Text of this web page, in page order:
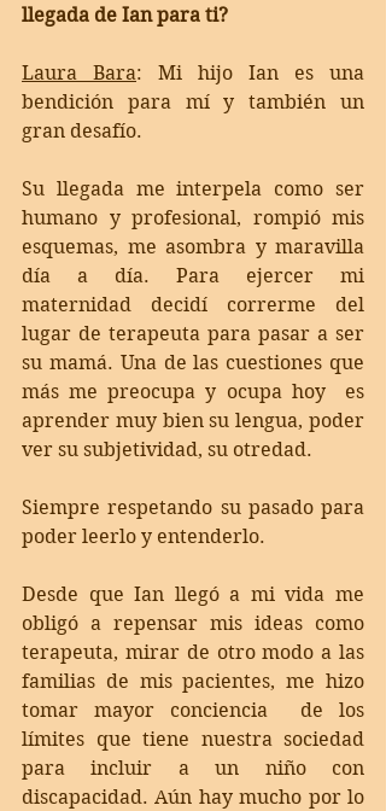
llegada de Ian para ti?
Laura Bara: Mi hijo Ian es una
bendición para mí y también un
gran desafío.
Su llegada me interpela como ser
humano y profesional, rompió mis
esquemas, me asombra y maravilla
día a día. Para ejercer mi
maternidad decidí correrme del
lugar de terapeuta para pasar a ser
su mamá. Una de las cuestiones que
más me preocupa y ocupa hoy  es
aprender muy bien su lengua, poder
ver su subjetividad, su otredad.
Siempre respetando su pasado para
poder leerlo y entenderlo.
Desde que Ian llegó a mi vida me
obligó a repensar mis ideas como
terapeuta, mirar de otro modo a las
familias de mis pacientes, me hizo
tomar mayor conciencia  de los
límites que tiene nuestra sociedad
para incluir a un niño con
discapacidad. Aún hay mucho por lo